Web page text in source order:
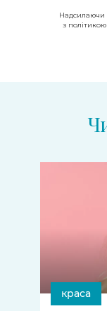
Надсилаючи
з
краса